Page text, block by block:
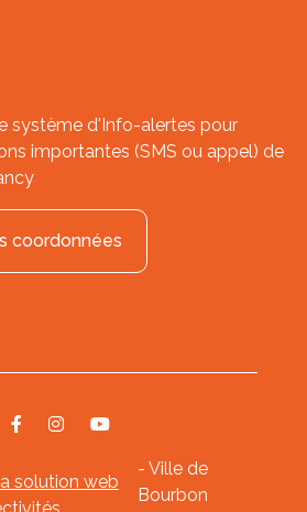
système d'Info-alertes pour
importantes (SMS ou appel) de
coordonnées
solution web
- Ville de
Bourbon